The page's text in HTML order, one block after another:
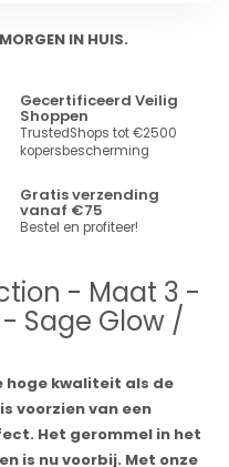
IN HUIS.
Gecertificeerd Veilig
Shoppen
TrustedShops tot €2500
kopersbescherming
Gratis verzending
vanaf €75
Bestel en profiteer!
- Maat 3 -
Sage Glow /
hoge kwaliteit als de
voorzien van een
Het gerommel in het
is nu voorbij. Met onze